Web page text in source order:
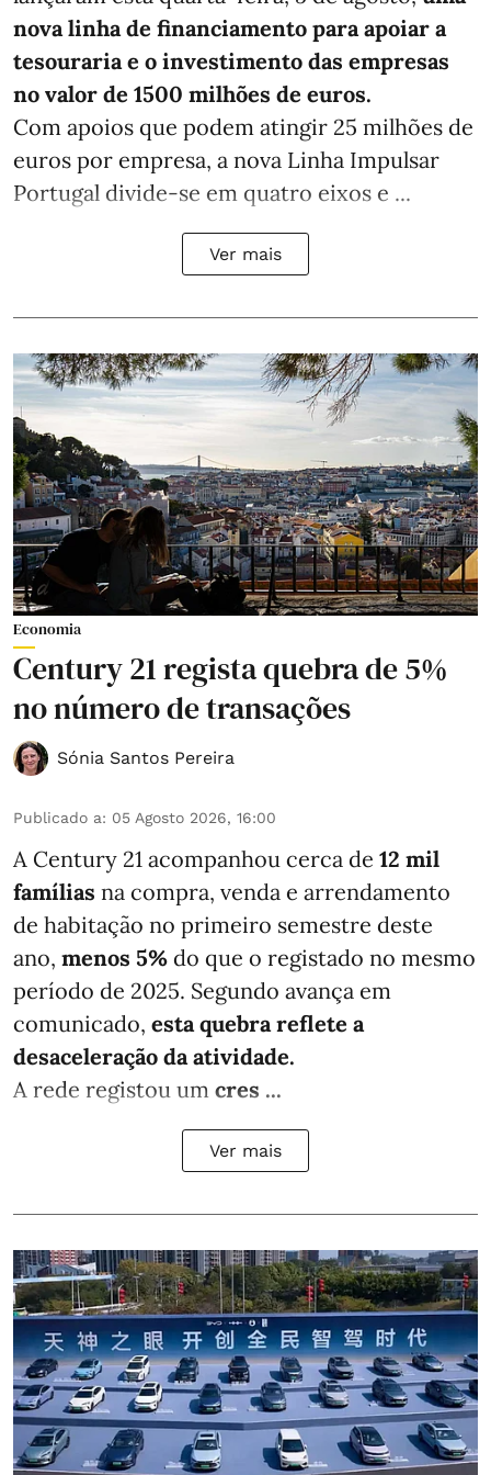
nova linha de financiamento para apoiar a
tesouraria e o investimento das empresas
no valor de 1500 milhões de euros.
Com apoios que podem atingir 25 milhões de
euros por empresa, a nova Linha Impulsar
Portugal divide-se em quatro eixos e ...
Ver mais
Economia
Century 21 regista quebra de 5%
no número de transações
Sónia Santos Pereira
Publicado a: 05 Agosto 2026, 16:00
A Century 21 acompanhou cerca de 12 mil
famílias na compra, venda e arrendamento
de habitação no primeiro semestre deste
ano, menos 5% do que o registado no mesmo
período de 2025. Segundo avança em
comunicado, esta quebra reflete a
desaceleração da atividade.
A rede registou um cres ...
Ver mais